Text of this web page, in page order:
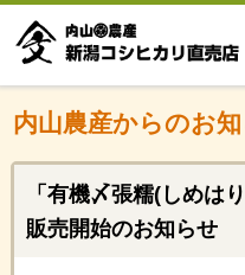
内山農産からのお
「有機〆張糯(しめは
販売開始のお知らせ